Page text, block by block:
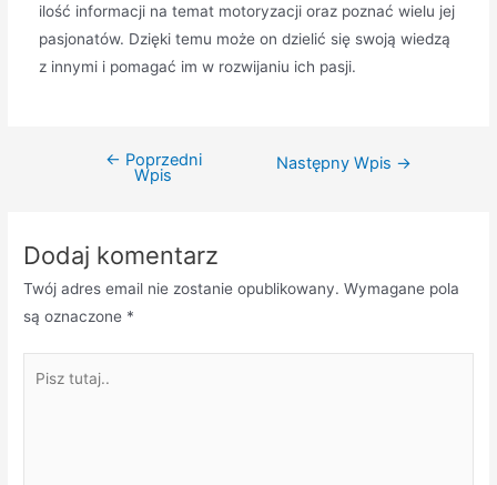
ilość informacji na temat motoryzacji oraz poznać wielu jej
pasjonatów. Dzięki temu może on dzielić się swoją wiedzą
z innymi i pomagać im w rozwijaniu ich pasji.
Nawigacja
← Poprzedni
Wpis
Następny Wpis →
Dodaj komentarz
Twój adres email nie zostanie opublikowany. Wymagane pola
są oznaczone *